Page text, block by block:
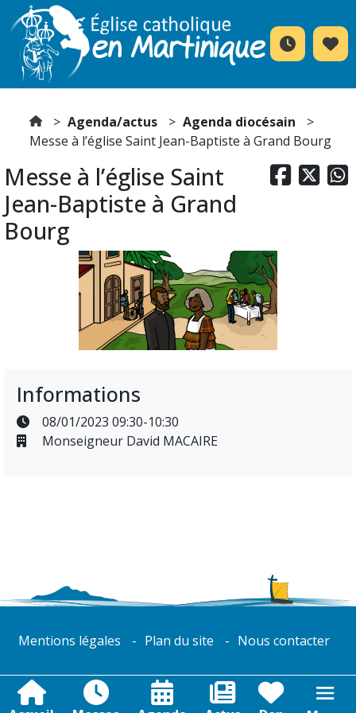
Agenda/actus
Agenda diocésain
Messe à l’église Saint Jean-Baptiste à Grand Bourg
  
Messe à l’église Saint
Jean-Baptiste à Grand
Bourg
Informations
08/01/2023 09:30-10:30
Monseigneur David MACAIRE
Mentions légales Plan du site Nous contacter